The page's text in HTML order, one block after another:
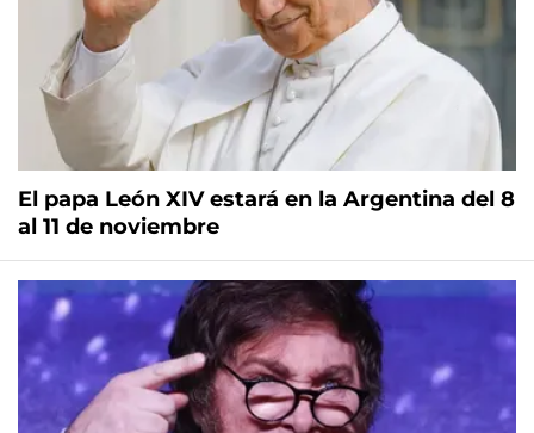
El papa León XIV estará en la Argentina del 8
al 11 de noviembre